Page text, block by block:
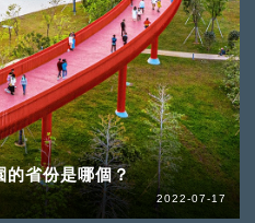
的省份是哪個？
2022-07-17